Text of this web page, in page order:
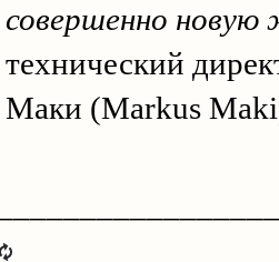
совершенно новую
технический
Маки (Markus